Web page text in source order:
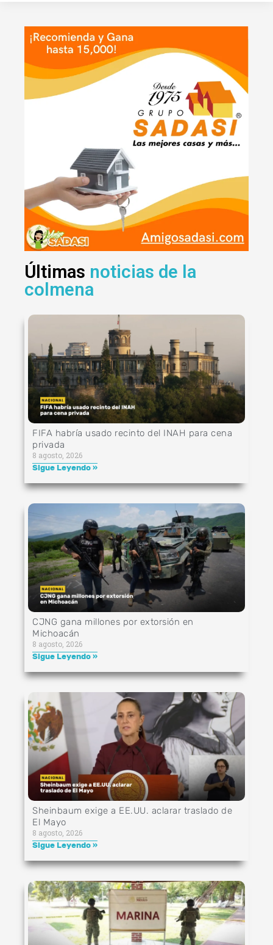
Últimas noticias de la
colmena
FIFA habría usado recinto del INAH para cena
privada
8 agosto, 2026
Sigue Leyendo »
CJNG gana millones por extorsión en
Michoacán
8 agosto, 2026
Sigue Leyendo »
Sheinbaum exige a EE.UU. aclarar traslado de
El Mayo
8 agosto, 2026
Sigue Leyendo »